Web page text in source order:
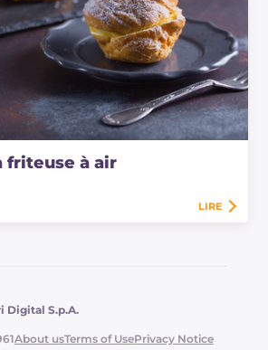
friteuse à air
LIRE
Digital S.p.A.
About usTerms of UsePrivacy Notice